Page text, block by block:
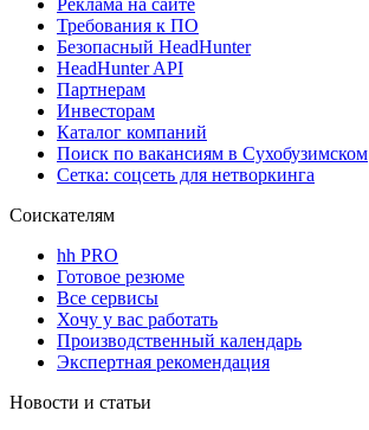
Требования к ПО
Безопасный HeadHunter
HeadHunter API
Партнерам
Инвесторам
Каталог компаний
Поиск по вакансиям в Сухобузимском
Сетка: соцсеть для нетворкинга
Соискателям
hh PRO
Готовое резюме
Все сервисы
Хочу у вас работать
Производственный календарь
Экспертная рекомендация
Новости и статьи